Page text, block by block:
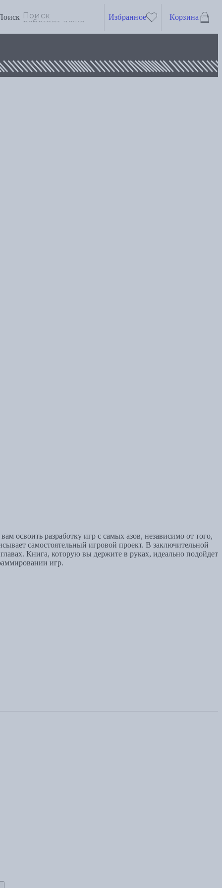
Избранное Корзина
освоить разработку игр с самых азов, независимо от того,
самостоятельный игровой проект. В заключительной
Книга, которую вы держите в руках, идеально подойдет
игр.